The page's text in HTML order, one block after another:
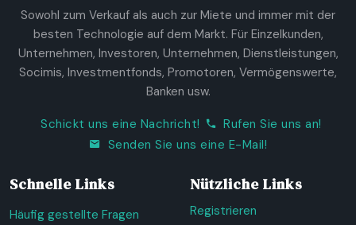
Sowohl zum Verkauf als auch zur Miete und immer mit der
besten Technologie auf dem Markt. Für Einzelkunden,
Unternehmen, Investoren, Unternehmen, Dienstleistungen,
Socimis, Investmentfonds, Promotoren, Vermögenswerte,
Banken usw.
Schickt uns eine Nachricht!
Rufen Sie uns an!
Senden Sie uns eine E-Mail!
Schnelle Links
Häufig gestellte Fragen
Nützliche Links
Registrieren